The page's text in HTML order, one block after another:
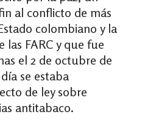
al conflicto de más
colombiano y la
las FARC y que fue
el 2 de octubre de
se estaba
de ley sobre
antitabaco.